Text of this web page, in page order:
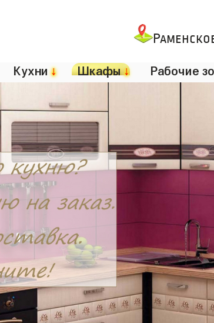
Кухни↓ Шкафы↓ Рабочие